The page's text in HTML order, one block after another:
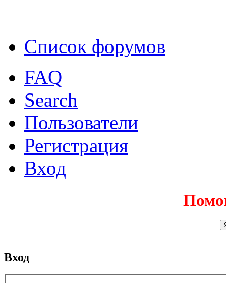
Список форумов
FAQ
Search
Пользователи
Регистрация
Вход
Вход